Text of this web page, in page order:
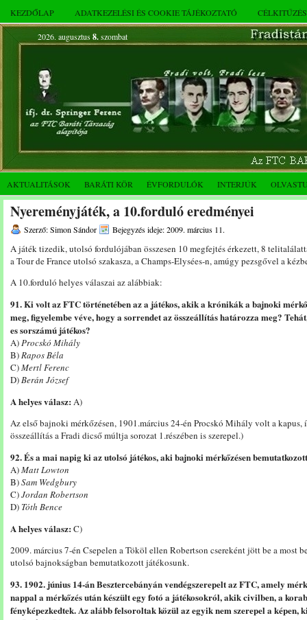
KEZDŐLAP ADATKEZELÉSI ÉS COOKIE TÁJÉKOZTATÓ
2026. augusztus 8.szombat
AKTUALITÁSOK BARÁTI KÖR ÉVFORDULÓK INTERJÚK
Nyereményjáték, a 10.forduló eredményei
Szerző: Simon Sándor Bejegyzés ideje: 2009. március 11.
A játék tizedik, utolsó fordulójában összesen 10 megfejtés érkezett, 8
a Tour de France utolsó szakasza, a Champs-Elysées-n, amúgy pezsgővel a
A 10.forduló helyes válaszai az alábbiak:
91. Ki volt az FTC történetében az a játékos, akik a krónikák a bajnoki
meg, figyelembe véve, hogy a sorrendet az összeállítás határozza meg?
es sorszámú játékos?
A)Procskó Mihály
B)Rapos Béla
C)Mertl Ferenc
D)Berán József
A helyes válasz: A)
Az első bajnoki mérkőzésen, 1901.március 24-én Procskó Mihály volt a kapus,
összeállítás a Fradi dicső múltja sorozat 1.részében is szerepel.)
92. És a mai napig ki az utolsó játékos, aki bajnoki mérkőzésen
A)Matt Lowton
B)Sam Wedgbury
C)Jordan Robertson
D) Tóth Bence
A helyes válasz: C)
2009. március 7-én Csepelen a Tököl ellen Robertson csereként jött be a most
utolsó bajnokságban bemutatkozott játékosunk.
93. 1902. június 14-án Besztercebányán vendégszerepelt az FTC, amely
nappal a mérkőzés után készült egy fotó a játékosokról, akik civilben, a
fényképezkedtek. Az alább felsoroltak közül az egyik nem szerepel a képen,